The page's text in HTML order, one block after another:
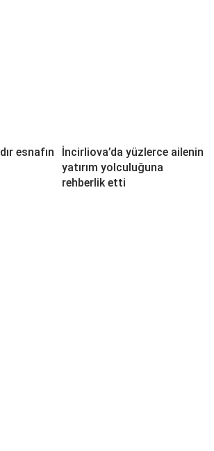
esnafın
İncirliova’da yüzlerce ailenin
yatırım yolculuğuna
rehberlik etti